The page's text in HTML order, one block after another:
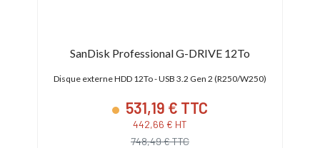
SanDisk Professional G-DRIVE 12To
Disque externe HDD 12To - USB 3.2 Gen 2 (R250/W250)
531,19 € TTC
442,66 € HT
748,49 € TTC